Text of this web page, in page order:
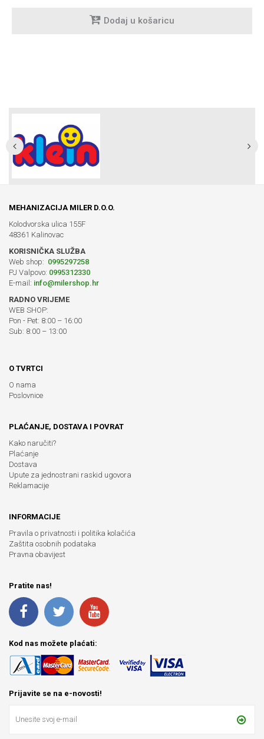
Dodaj u košaricu
MEHANIZACIJA MILER D.O.O.
Kolodvorska ulica 155F
48361 Kalinovac
KORISNIČKA SLUŽBA
Web shop: 0995297258
PJ Valpovo: 0995312330
E-mail: info@milershop.hr
RADNO VRIJEME
WEB SHOP:
Pon - Pet: 8:00 – 16:00
Sub: 8:00 – 13:00
O TVRTCI
O nama
Poslovnice
PLAĆANJE, DOSTAVA I POVRAT
Kako naručiti?
Plaćanje
Dostava
Upute za jednostrani raskid ugovora
Reklamacije
INFORMACIJE
Pravila o privatnosti i politika kolačića
Zaštita osobnih podataka
Pravna obavijest
Pratite nas!
Kod nas možete plaćati:
Prijavite se na e-novosti!